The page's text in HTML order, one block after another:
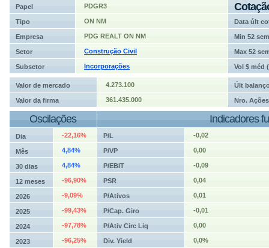
Papel PDGR3
Tipo ON NM Data últ
Empresa PDG REALT ON NM Min 52 sem
Setor Construção Civil Max 52
Subsetor Incorporações Vol $ méd
Valor de mercado 4.273.100 Últ
Valor da firma 361.435.000 Nro. Ações
Oscilações Indicadores
Dia -22,16% P/L -0,02
Mês 4,84% P/VP 0,00
30 dias 4,84% P/EBIT -0,09
12 meses -96,90% PSR 0,04
2026 -9,09% P/Ativos 0,01
2025 -99,43% P/Cap. Giro -0,01
2024 -97,78% P/Ativ Circ Liq 0,00
2023 -96,25% Div. Yield 0,0%